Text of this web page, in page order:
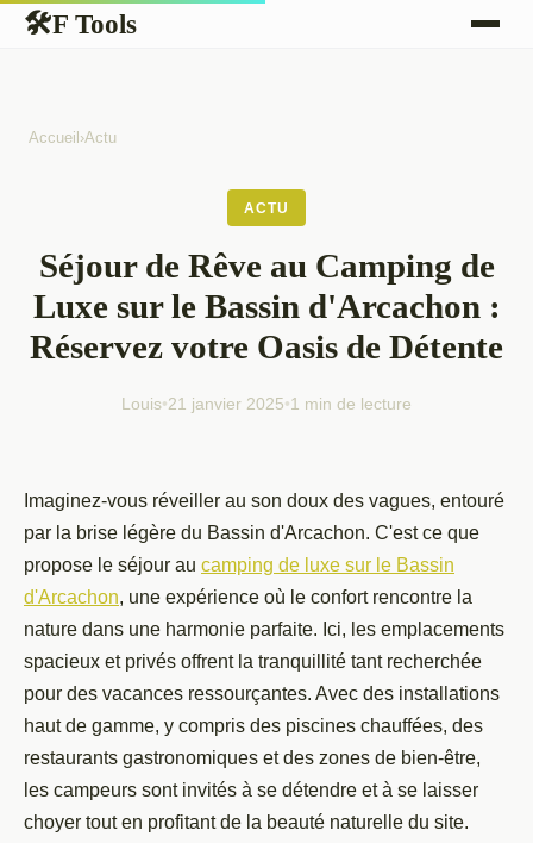
🛠F Tools
Accueil ›Actu
ACTU
Séjour de Rêve au Camping de
Luxe sur le Bassin d'Arcachon :
Réservez votre Oasis de Détente
Louis•21 janvier 2025•1 min de lecture
Imaginez-vous réveiller au son doux des vagues, entouré
par la brise légère du Bassin d'Arcachon. C'est ce que
propose le séjour au camping de luxe sur le Bassin
d'Arcachon, une expérience où le confort rencontre la
nature dans une harmonie parfaite. Ici, les emplacements
spacieux et privés offrent la tranquillité tant recherchée
pour des vacances ressourçantes. Avec des installations
haut de gamme, y compris des piscines chauffées, des
restaurants gastronomiques et des zones de bien-être,
les campeurs sont invités à se détendre et à se laisser
choyer tout en profitant de la beauté naturelle du site.